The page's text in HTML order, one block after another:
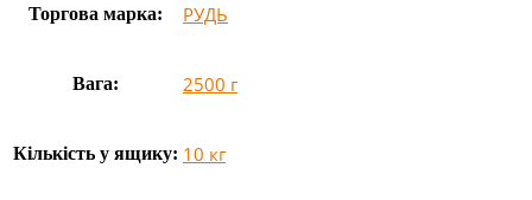
Торгова марка: РУДЬ
Вага: 2500 г
Кількість у ящику: 10 кг